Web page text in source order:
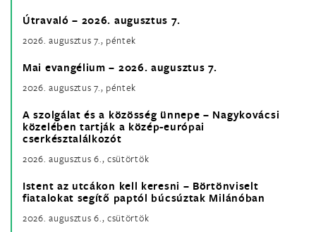
Útravaló – 2026. augusztus 7.
2026. augusztus 7., péntek
Mai evangélium – 2026. augusztus 7.
2026. augusztus 7., péntek
A szolgálat és a közösség ünnepe – Nagykovácsi
közelében tartják a közép-európai
cserkésztalálkozót
2026. augusztus 6., csütörtök
Istent az utcákon kell keresni – Börtönviselt
fiatalokat segítő paptól búcsúztak Milánóban
2026. augusztus 6., csütörtök